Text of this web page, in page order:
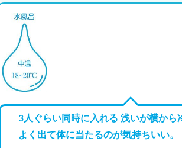
3人ぐらい同時に入れる 浅いが横から
よく出て体に当たるのが気持ちいい。